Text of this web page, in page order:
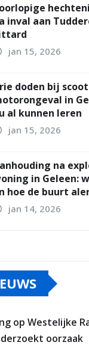
inval aan
jan 15, 2026
doden bij
in
al kunnen leren
jan 15, 2026
na
in Geleen:
hoe de buurt
jan 14, 2026
op Westelijke
oorzaak